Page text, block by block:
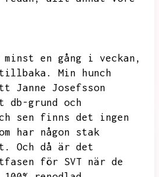
en gång i veckan,
Min hunch
Janne Josefsson
db-grund och
sen finns det ingen
har någon stak
Och då är det
för SVT när de